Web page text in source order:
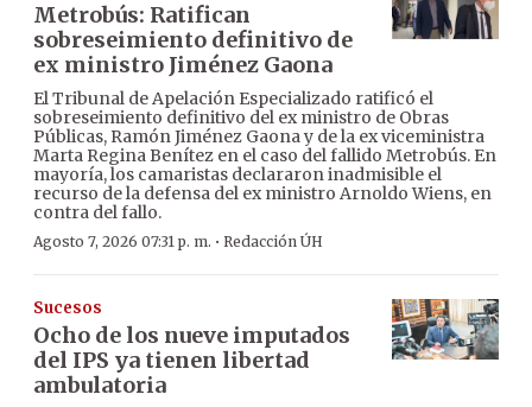
Metrobús: Ratifican
sobreseimiento definitivo de
ex ministro Jiménez Gaona
El Tribunal de Apelación Especializado ratificó el
sobreseimiento definitivo del ex ministro de Obras
Públicas, Ramón Jiménez Gaona y de la ex viceministra
Marta Regina Benítez en el caso del fallido Metrobús. En
mayoría, los camaristas declararon inadmisible el
recurso de la defensa del ex ministro Arnoldo Wiens, en
contra del fallo.
Agosto 7, 2026 07:31 p. m. · Redacción ÚH
Sucesos
Ocho de los nueve imputados
del IPS ya tienen libertad
ambulatoria